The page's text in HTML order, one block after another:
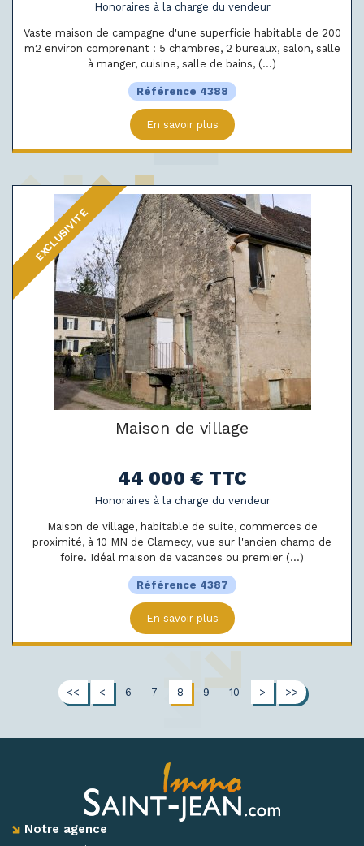
Honoraires à la charge du vendeur
Vaste maison de campagne d'une superficie habitable de 200
m2 environ comprenant : 5 chambres, 2 bureaux, salon, salle
à manger, cuisine, salle de bains, (...)
Référence 4388
En savoir plus
EXCLUSIVITE
Maison de village
44 000 € TTC
Honoraires à la charge du vendeur
Maison de village, habitable de suite, commerces de
proximité, à 10 MN de Clamecy, vue sur l'ancien champ de
foire. Idéal maison de vacances ou premier (...)
Référence 4387
En savoir plus
<< < 6 7 8 9 10 > >>
Notre agence